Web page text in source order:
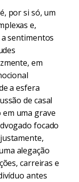
por si só, um
e,
sentimentos
em
a esfera
de casal
uma grave
focado
alegação
carreiras e
antes